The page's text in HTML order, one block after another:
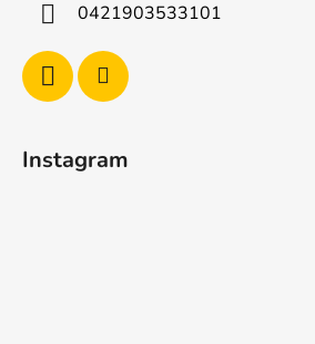
0421903533101
Instagram